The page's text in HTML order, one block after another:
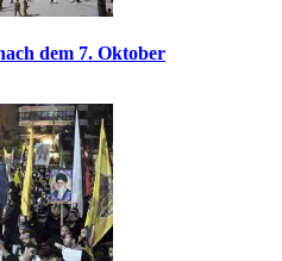
dem 7. Oktober